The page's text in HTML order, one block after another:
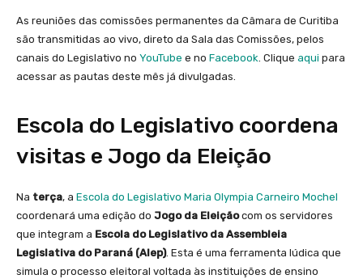
As reuniões das comissões permanentes da Câmara de Curitiba
são transmitidas ao vivo, direto da Sala das Comissões, pelos
canais do Legislativo no YouTube e no Facebook. Clique aqui para
acessar as pautas deste mês já divulgadas.
Escola do Legislativo coordena
visitas e Jogo da Eleição
Na terça, a Escola do Legislativo Maria Olympia Carneiro Mochel
coordenará uma edição do Jogo da Eleiçãocom os servidores
que integram a Escola do Legislativo da Assembleia
Legislativa do Paraná (Alep). Esta é uma ferramenta lúdica que
simula o processo eleitoral voltada às instituições de ensino